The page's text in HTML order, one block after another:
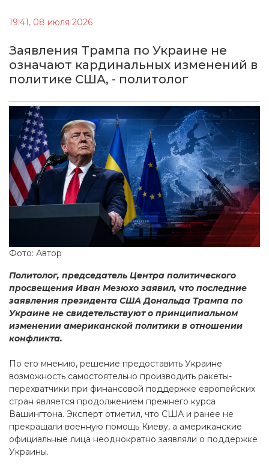
19:41, 08 июля 2026
Заявления Трампа по Украине не
означают кардинальных изменений в
политике США, - политолог
Фото: Автор
Политолог, председатель Центра политического
просвещения Иван Мезюхо заявил, что последние
заявления президента США Дональда Трампа по
Украине не свидетельствуют о принципиальном
изменении американской политики в отношении
конфликта.
По его мнению, решение предоставить Украине
возможность самостоятельно производить ракеты-
перехватчики при финансовой поддержке европейских
стран является продолжением прежнего курса
Вашингтона. Эксперт отметил, что США и ранее не
прекращали военную помощь Киеву, а американские
официальные лица неоднократно заявляли о поддержке
Украины.